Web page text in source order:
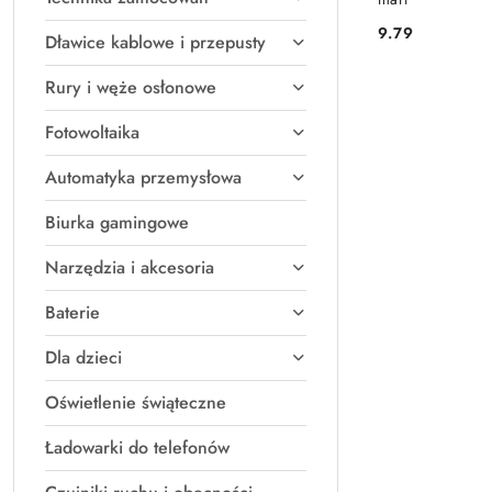
Dławice kablowe i przepusty
Rury i węże osłonowe
Fotowoltaika
Automatyka przemysłowa
Biurka gamingowe
Narzędzia i akcesoria
Baterie
Dla dzieci
Oświetlenie świąteczne
Ładowarki do telefonów
Cena:
9.79